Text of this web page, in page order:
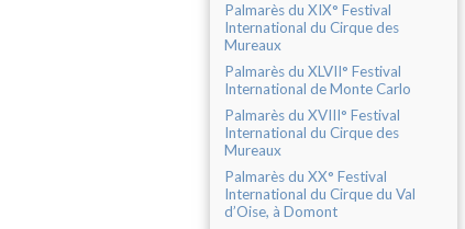
Palmarès du XIX° Festival
International du Cirque des
Mureaux
Palmarès du XLVII° Festival
International de Monte Carlo
Palmarès du XVIII° Festival
International du Cirque des
Mureaux
Palmarès du XX° Festival
International du Cirque du Val
d’Oise, à Domont